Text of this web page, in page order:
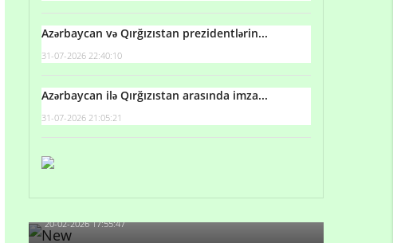
Azərbaycan və Qırğızıstan prezidentlərin...
31-07-2026 22:40:10
Azərbaycan ilə Qırğızıstan arasında imza...
31-07-2026 21:05:21
artıb?
20-02-2026 17:55:47
Məni bura NAZİR GÖNDƏRİB - 1937-ci ildən